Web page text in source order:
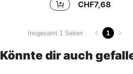
CHF7,68
Insgesamt 1 Seiten 1
Könnte dir auch